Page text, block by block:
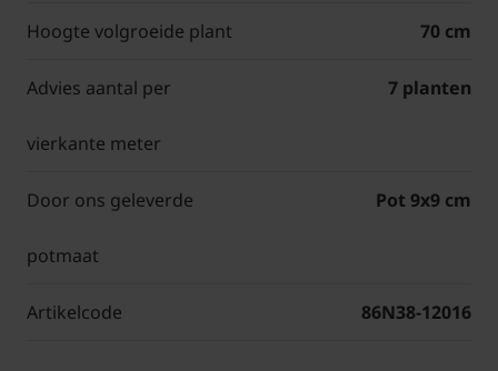
Hoogte volgroeide plant 70 cm
Advies aantal per
vierkante meter
7 planten
Door ons geleverde
potmaat
Pot 9x9 cm
Artikelcode 86N38-12016